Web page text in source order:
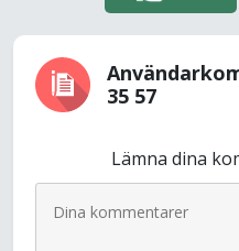
35 57
Lämna dina